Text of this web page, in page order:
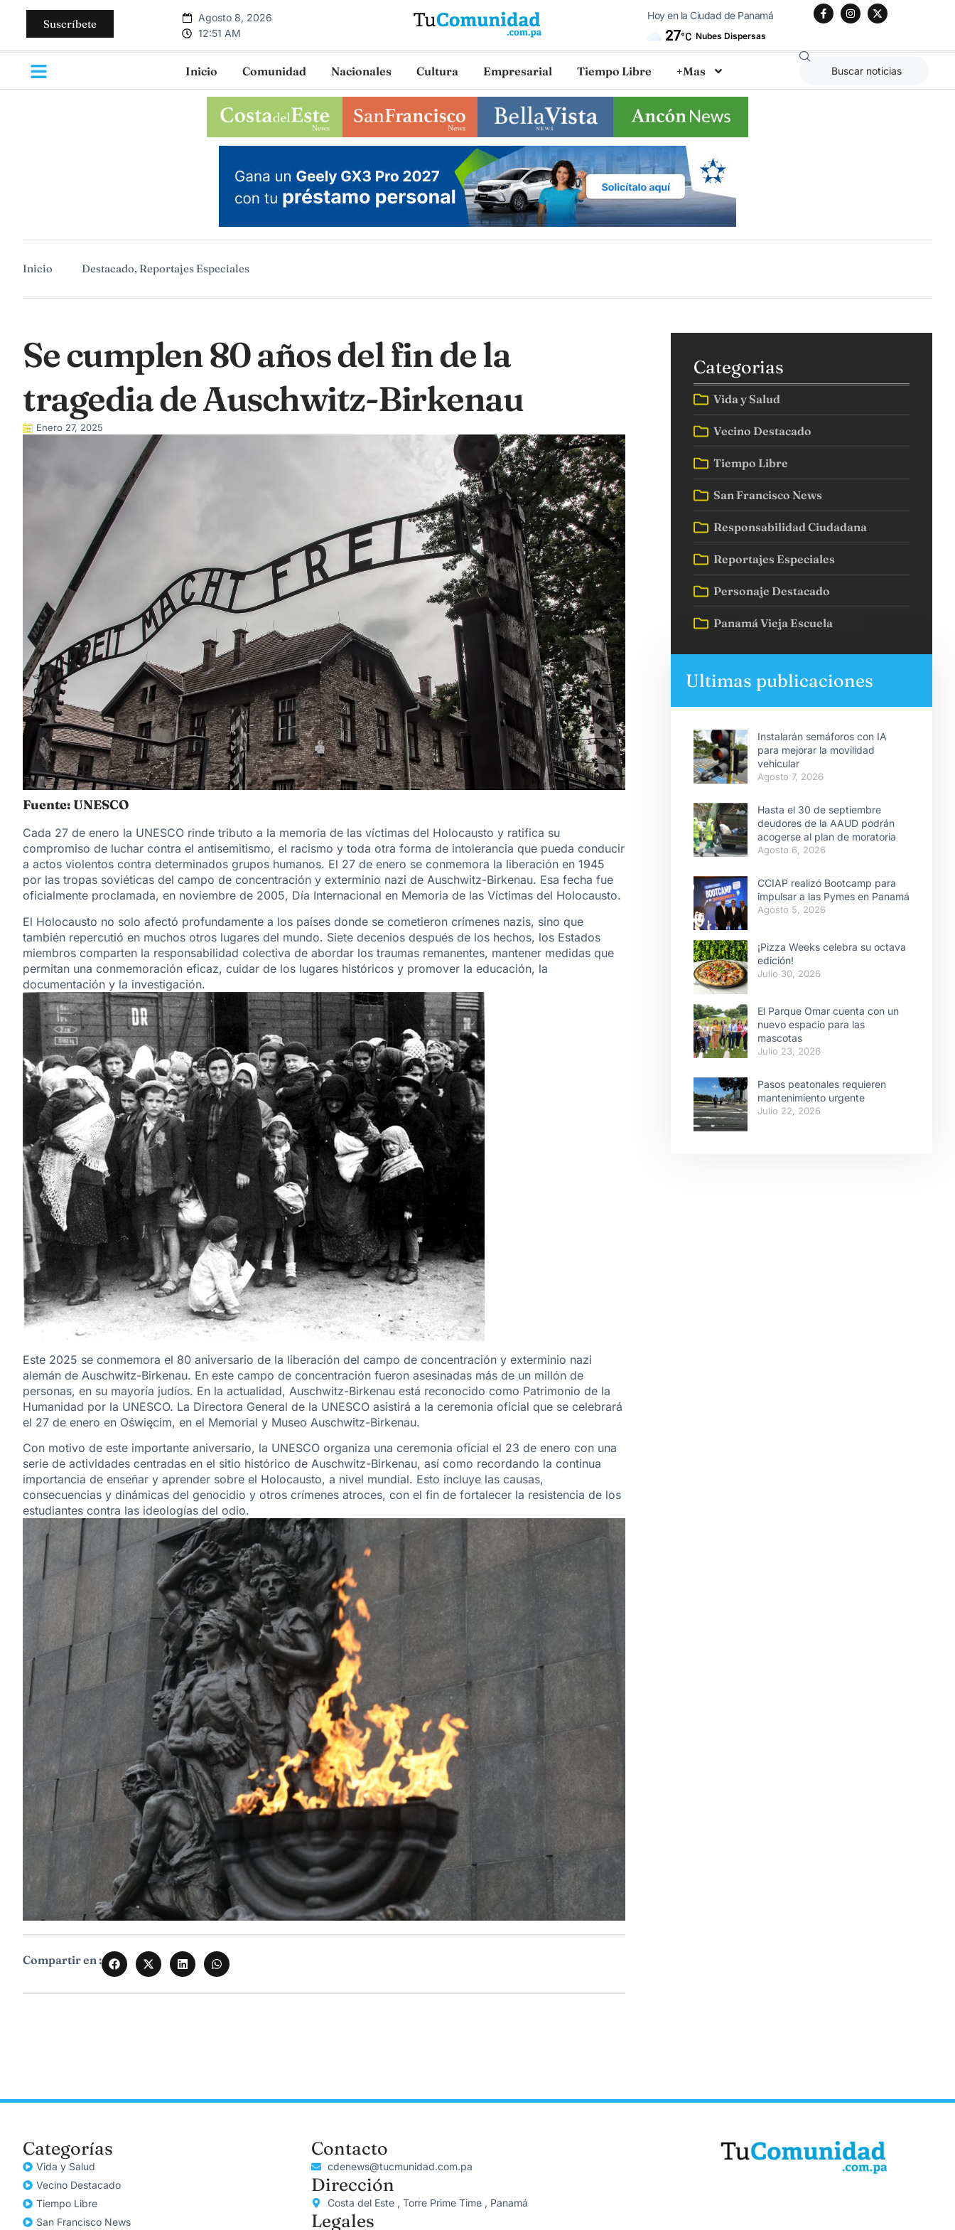
Suscríbete
Agosto 8, 2026
12:51 AM
Hoy en la Ciudad de Panamá
27°C Nubes Dispersas
Inicio Comunidad Nacionales Cultura Empresarial Tiempo Libre +Mas
Inicio Destacado, Reportajes Especiales
Se cumplen 80 años del fin de la
tragedia de Auschwitz-Birkenau
Enero 27, 2025
Fuente: UNESCO
Cada 27 de enero la UNESCO rinde tributo a la memoria de las víctimas del Holocausto y ratifica su
compromiso de luchar contra el antisemitismo, el racismo y toda otra forma de intolerancia que pueda conducir
a actos violentos contra determinados grupos humanos. El 27 de enero se conmemora la liberación en 1945
por las tropas soviéticas del campo de concentración y exterminio nazi de Auschwitz-Birkenau. Esa fecha fue
oficialmente proclamada, en noviembre de 2005, Día Internacional en Memoria de las Víctimas del Holocausto.
El Holocausto no solo afectó profundamente a los países donde se cometieron crímenes nazis, sino que
también repercutió en muchos otros lugares del mundo. Siete decenios después de los hechos, los Estados
miembros comparten la responsabilidad colectiva de abordar los traumas remanentes, mantener medidas que
permitan una conmemoración eficaz, cuidar de los lugares históricos y promover la educación, la
documentación y la investigación.
Este 2025 se conmemora el 80 aniversario de la liberación del campo de concentración y exterminio nazi
alemán de Auschwitz-Birkenau. En este campo de concentración fueron asesinadas más de un millón de
personas, en su mayoría judíos. En la actualidad, Auschwitz-Birkenau está reconocido como Patrimonio de la
Humanidad por la UNESCO. La Directora General de la UNESCO asistirá a la ceremonia oficial que se celebrará
el 27 de enero en Oświęcim, en el Memorial y Museo Auschwitz-Birkenau.
Con motivo de este importante aniversario, la UNESCO organiza una ceremonia oficial el 23 de enero con una
serie de actividades centradas en el sitio histórico de Auschwitz-Birkenau, así como recordando la continua
importancia de enseñar y aprender sobre el Holocausto, a nivel mundial. Esto incluye las causas,
consecuencias y dinámicas del genocidio y otros crímenes atroces, con el fin de fortalecer la resistencia de los
estudiantes contra las ideologías del odio.
Compartir en :
Categorias
Vida y Salud
Vecino Destacado
Tiempo Libre
San Francisco News
Responsabilidad Ciudadana
Reportajes Especiales
Personaje Destacado
Panamá Vieja Escuela
Ultimas publicaciones
Instalarán semáforos con IA
para mejorar la movilidad
vehicular
Agosto 7, 2026
Hasta el 30 de septiembre
deudores de la AAUD podrán
acogerse al plan de moratoria
Agosto 6, 2026
CCIAP realizó Bootcamp para
impulsar a las Pymes en Panamá
Agosto 5, 2026
¡Pizza Weeks celebra su octava
edición!
Julio 30, 2026
El Parque Omar cuenta con un
nuevo espacio para las
mascotas
Julio 23, 2026
Pasos peatonales requieren
mantenimiento urgente
Julio 22, 2026
Categorías
Vida y Salud
Vecino Destacado
Tiempo Libre
San Francisco News
Contacto
cdenews@tucmunidad.com.pa
Dirección
Costa del Este , Torre Prime Time , Panamá
Legales